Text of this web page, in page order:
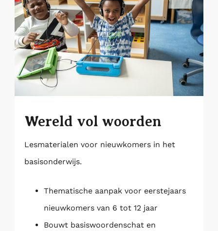
Wereld vol woorden
Lesmaterialen voor nieuwkomers in het
basisonderwijs.
Thematische aanpak voor eerstejaars
nieuwkomers van 6 tot 12 jaar
Bouwt basiswoordenschat en